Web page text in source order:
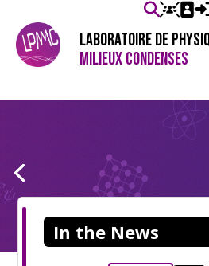
LABORATOIRE DE
MILIEUX CONDENSES
In the News